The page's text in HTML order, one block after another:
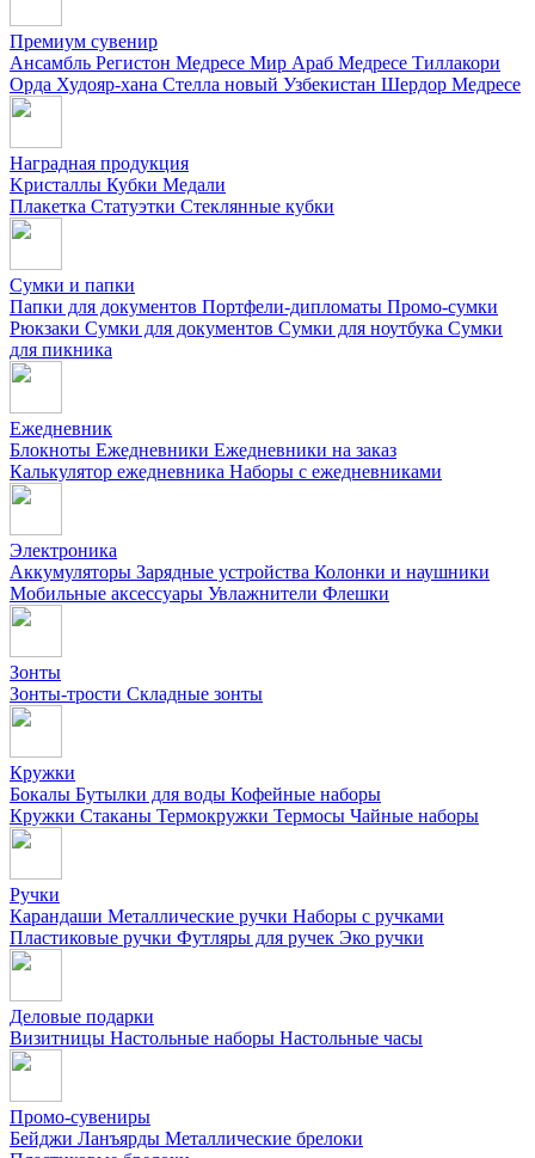
Премиум сувенир
Ансамбль Регистон Медресе Мир Араб Медресе Тиллакори
Орда Худояр-хана Стелла новый Узбекистан Шердор Медресе
Наградная продукция
Kристаллы Кубки Медали
Плакетка Статуэтки Стеклянные кубки
Сумки и папки
Папки для документов Портфели-дипломаты Промо-сумки
Рюкзаки Сумки для документов Сумки для ноутбука Сумки
для пикника
Ежедневник
Блокноты Ежедневники Ежедневники на заказ
Калькулятор ежедневника Наборы с ежедневниками
Электроника
Аккумуляторы Зарядные устройства Колонки и наушники
Мобильные аксессуары Увлажнители Флешки
Зонты
Зонты-трости Складные зонты
Кружки
Бокалы Бутылки для воды Кофейные наборы
Кружки Стаканы Термокружки Термосы Чайные наборы
Ручки
Карандаши Металлические ручки Наборы с ручками
Пластиковые ручки Футляры для ручек Эко ручки
Деловые подарки
Визитницы Настольные наборы Настольные часы
Промо-сувениры
Бейджи Ланъярды Металлические брелоки